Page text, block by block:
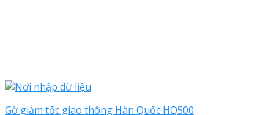
Gờ giảm tốc giao thông Hàn Quốc HQ500